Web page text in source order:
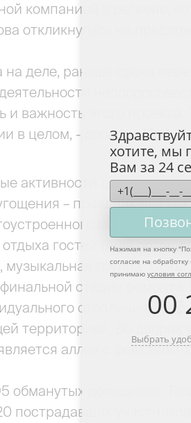
компанией в регионе,
откликнулась на
деле, раньше срока
важность этого проекта.
в целом, - добавил Ю.И.
активности для
– праздник для тех,
микрорайона
гостей была
группа “СоюZ”,
стадии ремонта.
отопления.
территорией. Во дворах
аллея с фонтаном,
обманутых дольщиков.
участников
хотите, мы
Вам за 24
Нажимая на кнопку "
согласие на
принимаю условия
00
Выбрать